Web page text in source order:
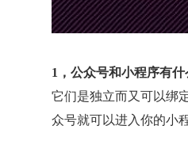
1，公众号和小程序有什
它们是独立而又可以绑
众号就可以进入你的小